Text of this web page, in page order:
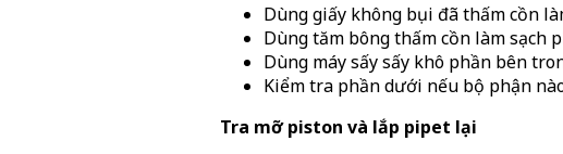
Dùng giấy không bụi đã thấm cồn
Dùng tăm bông thấm cồn làm sạch
Dùng máy sấy sấy khô phần bên
Kiểm tra phần dưới nếu bộ phận
Tra mỡ piston và lắp pipet lại